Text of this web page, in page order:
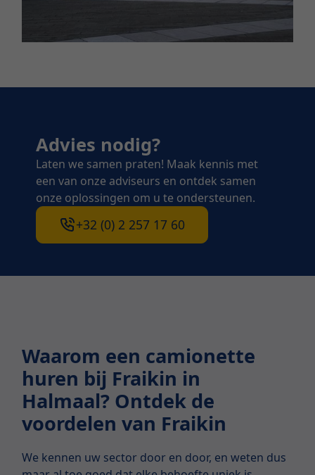
Advies nodig?
Laten we samen praten! Maak kennis met
een van onze adviseurs en ontdek samen
onze oplossingen om u te ondersteunen.
+32 (0) 2 257 17 60
Waarom een camionette
huren bij Fraikin in
Halmaal? Ontdek de
voordelen van Fraikin
We kennen uw sector door en door, en weten dus